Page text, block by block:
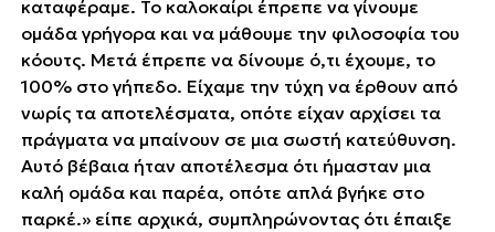
καταφέραμε. Το καλοκαίρι έπρεπε να γίνουμε
ομάδα γρήγορα και να μάθουμε την φιλοσοφία του
κόουτς. Μετά έπρεπε να δίνουμε ό,τι έχουμε, το
100% στο γήπεδο. Είχαμε την τύχη να έρθουν από
νωρίς τα αποτελέσματα, οπότε είχαν αρχίσει τα
πράγματα να μπαίνουν σε μια σωστή κατεύθυνση.
Αυτό βέβαια ήταν αποτέλεσμα ότι ήμασταν μια
καλή ομάδα και παρέα, οπότε απλά βγήκε στο
παρκέ.» είπε αρχικά, συμπληρώνοντας ότι έπαιξε